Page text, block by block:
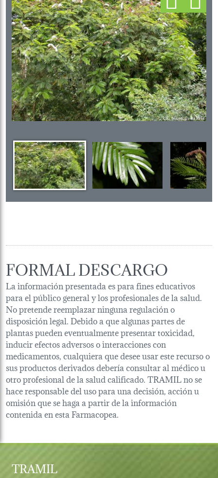
Previous Next
FORMAL DESCARGO
La información presentada es para fines educativos
para el público general y los profesionales de la salud.
No pretende reemplazar ninguna regulación o
disposición legal. Debido a que algunas partes de
plantas pueden eventualmente presentar toxicidad,
inducir efectos adversos o interacciones con
medicamentos, cualquiera que desee usar este recurso o
sus productos derivados debería consultar al médico u
otro profesional de la salud calificado. TRAMIL no se
hace responsable del uso para una decisión, acción u
omisión que se haga a partir de la información
contenida en esta Farmacopea.
TRAMIL